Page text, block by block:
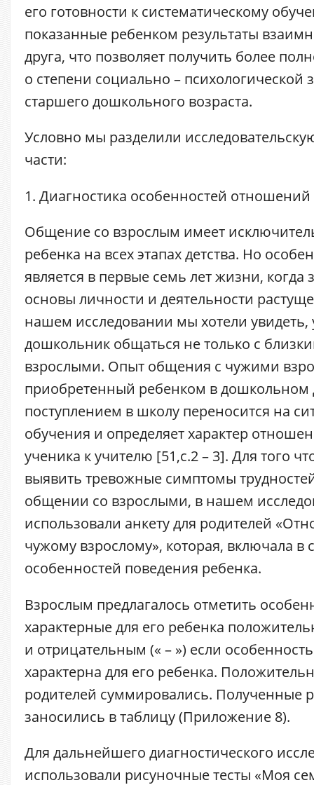
его готовности к систематическому
показанные ребенком результаты
друга, что позволяет получить более
о степени социально – психологической
старшего дошкольного возраста.
Условно мы разделили
части:
1. Диагностика особенностей
Общение со взрослым имеет
ребенка на всех этапах детства. Но
является в первые семь лет жизни, когда
основы личности и деятельности
нашем исследовании мы хотели увидеть,
дошкольник общаться не только с
взрослыми. Опыт общения с чужими
приобретенный ребенком в дошкольном
поступлением в школу переносится на
обучения и определяет характер
ученика к учителю [51,c.2 – 3]. Для того
выявить тревожные симптомы
общении со взрослыми, в нашем
использовали анкету для родителей
чужому взрослому», которая, включала в
особенностей поведения ребенка.
Взрослым предлагалось отметить
характерные для его ребенка
и отрицательным (« – ») если
характерна для его ребенка.
родителей суммировались. Полученные
заносились в таблицу (Приложение 8).
Для дальнейшего диагностического
использовали рисуночные тесты «Моя